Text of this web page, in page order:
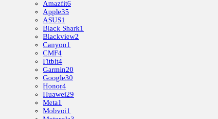
Amazfit6
Apple35
ASUS1
Black Shark1
Blackview2
Canyon1
CMF4
Fitbit4
Garmin20
Google30
Honor4
Huawei29
Meta1
Mobvoi1